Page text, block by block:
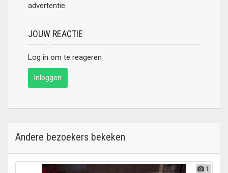
advertentie
JOUW REACTIE
Log in om te reageren
Inloggen
Andere bezoekers bekeken
1